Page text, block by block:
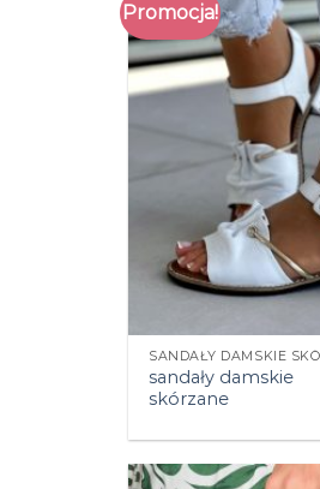
Promocja!
sandały damskie
skórzane